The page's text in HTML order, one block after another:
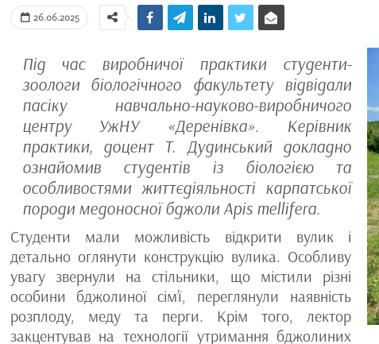
26.06.2025
Під час виробничої практики студенти-
зоологи біологічного факультету відвідали
пасіку навчально-науково-виробничого
центру УжНУ «Деренівка». Керівник
практики, доцент Т. Дудинський докладно
ознайомив студентів із біологією та
особливостями життєдіяльності карпатської
породи медоносної бджоли Apis mellifera.
Студенти мали можливість відкрити вулик і
детально оглянути конструкцію вулика. Особливу
увагу звернули на стільники, що містили різні
особини бджолиної сім’ї, переглянули наявність
розплоду, меду та перги. Крім того, лектор
закцентував на технології утримання бджолиних